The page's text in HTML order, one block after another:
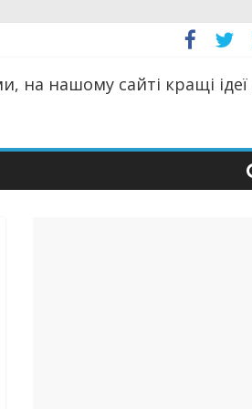
на нашому сайті кращі ідеї